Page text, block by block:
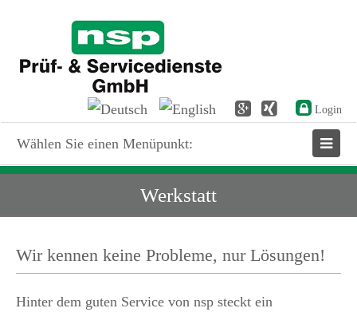
Login
Wählen Sie einen Menüpunkt:
Werkstatt
Wir kennen keine Probleme, nur Lösungen!
Hinter dem guten Service von nsp steckt ein